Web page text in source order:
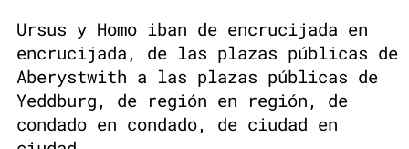
Ursus y Homo iban de encrucijada en
encrucijada, de las plazas públicas de
Aberystwith a las plazas públicas de
Yeddburg, de región en región, de
condado en condado, de ciudad en